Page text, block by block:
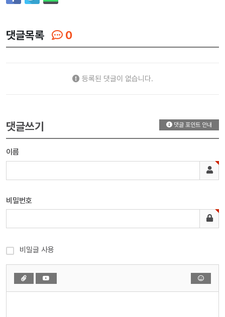
댓글목록 0
등록된 댓글이 없습니다.
댓글쓰기 댓글 포인트 안내
이름
비밀번호
비밀글 사용